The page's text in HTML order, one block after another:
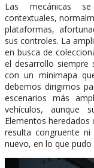
Las mecánicas
contextuales,
plataformas,
sus controles. La
en busca de
el desarrollo siempre
con un minimapa
debemos dirigirnos
escenarios más
vehículos, aunque
Elementos
resulta congruente
nuevo, en lo que pudo